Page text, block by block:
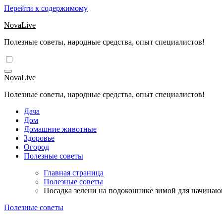
Перейти к содержимому
NovaLive
Полезные советы, народные средства, опыт специалистов!
NovaLive
Полезные советы, народные средства, опыт специалистов!
Дача
Дом
Домашние животные
Здоровье
Огород
Полезные советы
Главная страница
Полезные советы
Посадка зелени на подоконнике зимой для
Полезные советы